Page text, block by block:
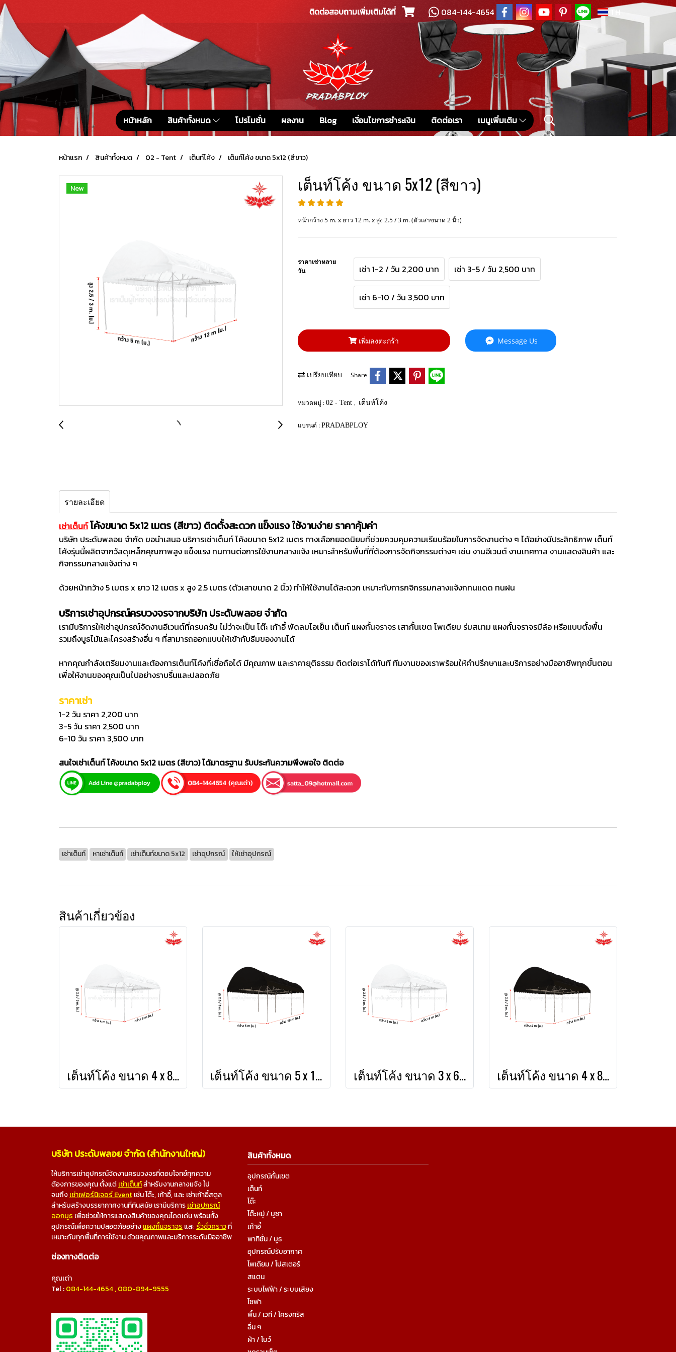
ติดต่อสอบถามเพิ่มเติมได้ที่ 084-144-4654 TH
หน้าหลัก สินค้าทั้งหมด โปรโมชั่น ผลงาน Blog เงื่อนไขการชำระเงิน ติดต่อเรา เมนูเพิ่มเติม
หน้าแรก สินค้าทั้งหมด 02 - Tent เต็นท์โค้ง เต็นท์โค้ง ขนาด 5x12 (สีขาว)
New เต็นท์โค้ง ขนาด 5x12 (สีขาว)
หน้ากว้าง 5 m. x ยาว 12 m. x สูง 2.5 / 3 m. (ตัวเสาขนาด 2 นิ้ว)
ราคาเช่าหลาย
วัน
เช่า 1-2 / วัน 2,200 บาท เช่า 3-5 / วัน 2,500 บาท
เช่า 6-10 / วัน 3,500 บาท
เพิ่มลงตะกร้า Message Us
เปรียบเทียบ Share
หมวดหมู่ : 02 - Tent , เต็นท์โค้ง
แบรนด์ : PRADABPLOY
รายละเอียด
เช่าเต็นท์โค้งขนาด 5x12 เมตร (สีขาว) ติดตั้งสะดวก แข็งแรง ใช้งานง่าย ราคาคุ้มค่า
บริษัท ประดับพลอย จำกัด ขอนำเสนอ บริการเช่าเต็นท์ โค้งขนาด 5x12 เมตร ทางเลือกยอดนิยมที่ช่วยควบคุมความเรียบร้อยในการจัดงานต่าง ๆ ได้อย่างมีประสิทธิภาพ เต็นท์
โค้งรุ่นนี้ผลิตจากวัสดุเหล็กคุณภาพสูง แข็งแรง ทนทานต่อการใช้งานกลางแจ้ง เหมาะสำหรับพื้นที่ที่ต้องการจัดกิจกรรมต่างๆ เช่น งานอีเวนต์ งานเทศกาล งานแสดงสินค้า และ
กิจกรรมกลางแจ้งต่าง ๆ
ด้วยหน้ากว้าง 5 เมตร x ยาว 12 เมตร x สูง 2.5 เมตร (ตัวเสาขนาด 2 นิ้ว) ทำให้ใช้งานได้สะดวก เหมาะกับการกจิกรรมกลางแจ้งกทนแดด ทนฝน
บริการเช่าอุปกรณ์ครบวงจรจากบริษัท ประดับพลอย จำกัด
เรามีบริการให้เช่าอุปกรณ์จัดงานอีเวนต์ที่ครบครัน ไม่ว่าจะเป็น โต๊ะ เก้าอี้ พัดลมไอเย็น เต็นท์ แผงกั้นจราจร เสากั้นเขต โพเดียม ร่มสนาม แผงกั้นจราจรมีล้อ หรือแบบตั้งพื้น
รวมถึงบูธไม้และโครงสร้างอื่น ๆ ที่สามารถออกแบบให้เข้ากับธีมของงานได้
หากคุณกำลังเตรียมงานและต้องการเต็นท์โค้งที่เชื่อถือได้ มีคุณภาพ และราคายุติธรรม ติดต่อเราได้ทันที ทีมงานของเราพร้อมให้คำปรึกษาและบริการอย่างมืออาชีพทุกขั้นตอน
เพื่อให้งานของคุณเป็นไปอย่างราบรื่นและปลอดภัย
ราคาเช่า
1-2 วัน ราคา 2,200 บาท
3-5 วัน ราคา 2,500 บาท
6-10 วัน ราคา 3,500 บาท
สนใจเช่าเต็นท์ โค้งขนาด 5x12 เมตร (สีขาว) ได้มาตรฐาน รับประกันความพึงพอใจ ติดต่อ
เช่าเต็นท์ หาเช่าเต็นท์ เช่าเต็นท์ขนาด 5x12 เช่าอุปกรณ์ ให้เช่าอุปกรณ์
สินค้าเกี่ยวข้อง
เต็นท์โค้ง ขนาด 4 x 8 (สีขาว) เต็นท์โค้ง ขนาด 5 x 10 (สีดำ) เต็นท์โค้ง ขนาด 3 x 6 (สีขาว) เต็นท์โค้ง ขนาด 4 x 8 (สีดำ)
บริษัท ประดับพลอย จำกัด (สำนักงานใหญ่)
ให้บริการเช่าอุปกรณ์จัดงานครบวงจรที่ตอบโจทย์ทุกความ
ต้องการของคุณ ตั้งแต่เช่าเต็นท์สำหรับงานกลางแจ้ง ไป
จนถึงเช่าเฟอร์นิเจอร์ Eventเช่น โต๊ะ, เก้าอี้, และ เช่าเก้าอี้สตูล
สำหรับสร้างบรรยากาศงานที่ทันสมัย เรามีบริการเช่าอุปกรณ์
ออกบูธเพื่อช่วยให้การแสดงสินค้าของคุณโดดเด่น พร้อมทั้ง
อุปกรณ์เพื่อความปลอดภัยอย่างแผงกั้นจราจรและ รั้วชั่วคราวที่
เหมาะกับทุกพื้นที่การใช้งาน ด้วยคุณภาพและบริการระดับมืออาชีพ
ช่องทางติดต่อ
คุณเต่า
Tel :084-144-4654,080-894-9555
สินค้าทั้งหมด
อุปกรณ์กั้นเขต
เต็นท์
โต๊ะ
โต๊ะหมู่ / บูชา
เก้าอี้
พาทิชั่น / บูธ
อุปกรณ์ปรับอากาศ
โพเดียม / โปสเตอร์
สแตน
ระบบไฟฟ้า / ระบบเสียง
โซฟา
พื้น / เวที / โครงทรัส
อื่น ๆ
ผ้า / โบว์